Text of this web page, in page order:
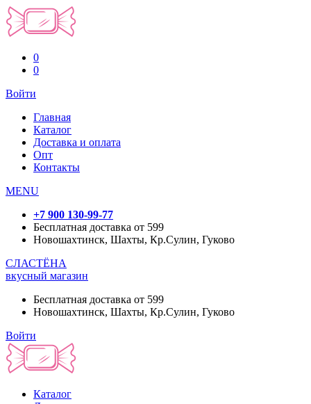
0
0
Войти
Главная
Каталог
Доставка и оплата
Опт
Контакты
MENU
+7 900 130-99-77
Бесплатная доставка от 599
Новошахтинск, Шахты, Кр.Сулин, Гуково
СЛАСТЁНА
вкусный магазин
Бесплатная доставка от 599
Новошахтинск, Шахты, Кр.Сулин, Гуково
Войти
Каталог